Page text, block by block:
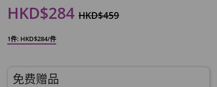
HKD$284 HKD$459
1件: HKD$284/件
免费赠品